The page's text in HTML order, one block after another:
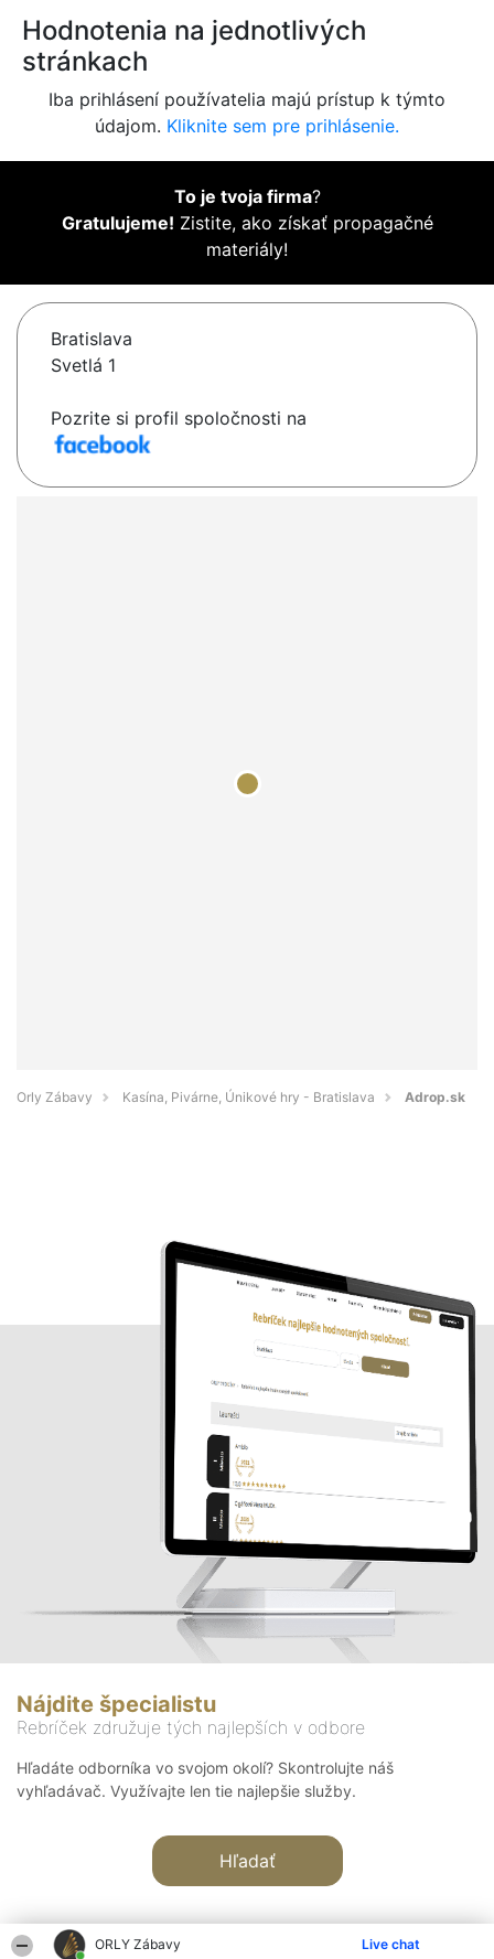
ORLY Zábavy Live chat
Hodnotenia na jednotlivých
stránkach
Iba prihlásení používatelia majú prístup k týmto
údajom. Kliknite sem pre prihlásenie.
To je tvoja firma?
Gratulujeme! Zistite, ako získať propagačné
materiály!
Bratislava
Svetlá 1
Pozrite si profil spoločnosti na
Orly Zábavy Kasína, Pivárne, Únikové hry - Bratislava Adrop.sk
Nájdite špecialistu
Rebríček združuje tých najlepších v odbore
Hľadáte odborníka vo svojom okolí? Skontrolujte náš
vyhľadávač. Využívajte len tie najlepšie služby.
Hľadať